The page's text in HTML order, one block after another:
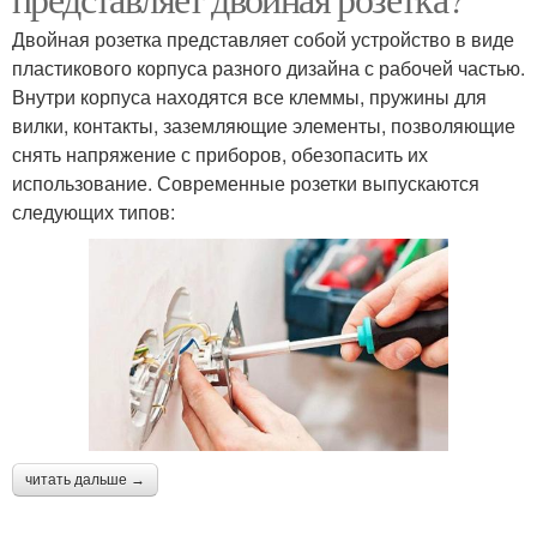
Двойная розетка представляет собой устройство в виде
пластикового корпуса разного дизайна с рабочей частью.
Внутри корпуса находятся все клеммы, пружины для
вилки, контакты, заземляющие элементы, позволяющие
снять напряжение с приборов, обезопасить их
использование. Современные розетки выпускаются
следующих типов:
читать дальше →